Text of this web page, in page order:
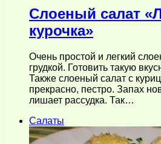
Слоеный салат
курочка»
Очень простой и легкий
грудкой. Готовить такую
Также слоеный салат с
прекрасно, пестро. Запах
лишает рассудка. Так…
Салаты